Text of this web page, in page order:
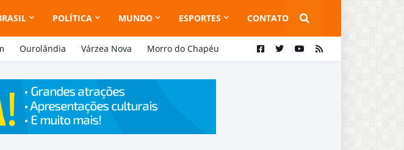
POLÍTICA MUNDO ESPORTES CONTATO
Ourolândia Várzea Nova Morro do Chapéu